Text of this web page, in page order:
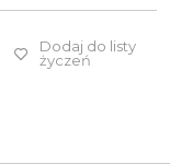
Dodaj do listy
życzeń